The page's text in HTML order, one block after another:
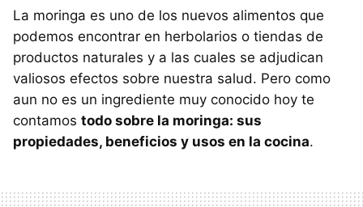
La moringa es uno de los nuevos alimentos que
podemos encontrar en herbolarios o tiendas de
productos naturales y a las cuales se adjudican
valiosos efectos sobre nuestra salud. Pero como
aun no es un ingrediente muy conocido hoy te
contamos todo sobre la moringa: sus
propiedades, beneficios y usos en la cocina.